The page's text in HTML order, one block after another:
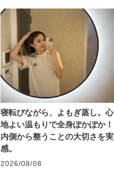
寝転びながら、よもぎ蒸し。心
地よい温もりで全身ぽかぽか！
内側から整うことの大切さを実
感。
2026/08/08